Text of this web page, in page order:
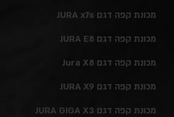
מכונת קפה דגם JURA x7s
מכונת קפה דגם JURA E8
מכונת קפה דגם Jura X8
מכונת קפה דגם JURA X9
מכונת קפה דגם JURA GIGA X3